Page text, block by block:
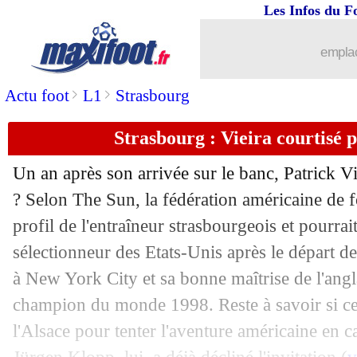
Actu foot> L1 > Strasbourg
Les Infos du
Strasbourg : Vieira courtisé
Un an après son arrivée sur le banc, Patrick
? Selon The Sun, la fédération américaine de
profil de l'entraîneur strasbourgeois et
sélectionneur des Etats-Unis après le départ
à New York City et sa bonne maîtrise de
champion du monde 1998. Reste à savoir si
l'Alsace pour tenter l'aventure américaine en
Man City : S. Gomez à la Real
12/07 Lyon: un accord avec un attaquant de
: Diouf quitte le stage
12/07 Amical: Lens colle un 6-0 au Red
12/07 Real: Endrick ne veut pas gâcher
12/07 EdF (f) : l'Egypte et le Nigéria ciblent
12/07 Real: Endrick va écourter ses
12/07 Caen: un rachat par la famille